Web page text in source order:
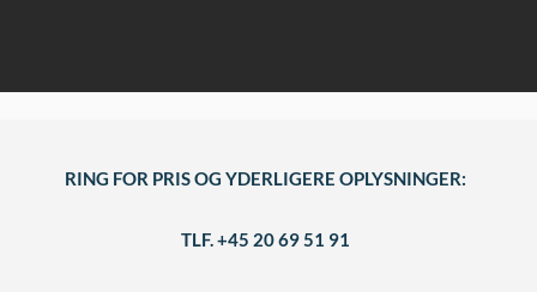
RING FOR PRIS OG YDERLIGERE OPLYSNINGER:
TLF. +45 20 69 51 91